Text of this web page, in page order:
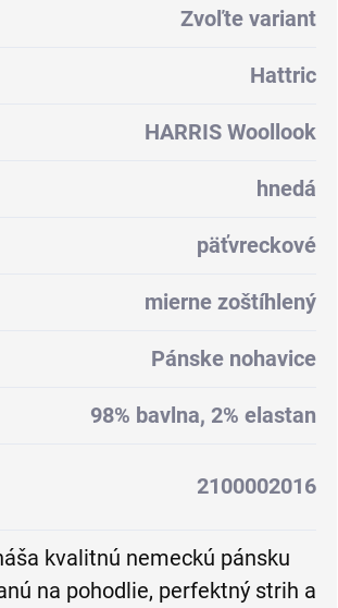
Zvoľte variant
Hattric
HARRIS Woollook
hnedá
päťvreckové
mierne zoštíhlený
Pánske nohavice
98% bavlna, 2% elastan
2100002016
kvalitnú nemeckú pánsku
na pohodlie, perfektný strih a